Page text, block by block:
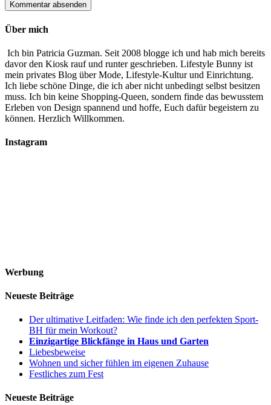
Über mich
Ich bin Patricia Guzman. Seit 2008 blogge ich und hab mich bereits
davor den Kiosk rauf und runter geschrieben. Lifestyle Bunny ist
mein privates Blog über Mode, Lifestyle-Kultur und Einrichtung.
Ich liebe schöne Dinge, die ich aber nicht unbedingt selbst besitzen
muss. Ich bin keine Shopping-Queen, sondern finde das bewusstem
Erleben von Design spannend und hoffe, Euch dafür begeistern zu
können. Herzlich Willkommen.
Instagram
Werbung
Neueste Beiträge
Der ultimative Leitfaden: Wie finde ich den perfekten Sport-
BH für mein Workout?
Einzigartige Blickfänge in Haus und Garten
Liebesbeweise
Wohnen und sicher fühlen im eigenen Zuhause
Festliches zum Fest
Neueste Beiträge